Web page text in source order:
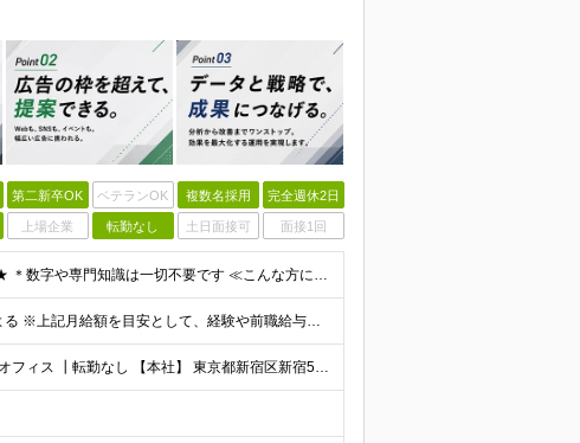
第二新卒OK ベテランOK 複数名採用 完全週休2日
上場企業 転勤なし 土日面接可 面接1回
★学歴不問｜職種・業種未経験・第二新卒歓迎★ ＊数字や専門知識は一切不要です ≪こんな方にピッタリ！≫ ‥‥‥‥‥‥‥‥‥‥‥‥ ◎接客・販売・カウンター業務の経験を活かしたい方 ◎立ち仕事から、腰
月給30万円～＋賞与年2回＋決算賞与※業績による ※上記月給額を目安として、経験や前職給与などを踏まえ、相談のうえ給与額が変動する可能性がございます。 ※試用期間中は賞与対象外となります。※試用期間
┃リモートワークOK ┃新宿三丁目駅徒歩3分のオフィス ┃転勤なし 【本社】 東京都新宿区新宿5-13-9 太平洋不動産新宿ビル 2F ＼オフィスの雰囲気についてご紹介／ 落ち着いた色味でまとめら